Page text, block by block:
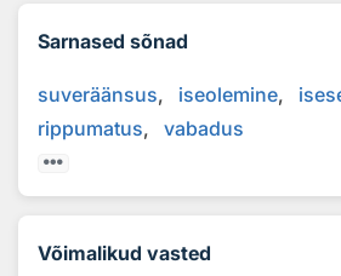
Sarnased sõnad
suveräänsus iseolemine
rippumatus
vabadus
Võimalikud vasted